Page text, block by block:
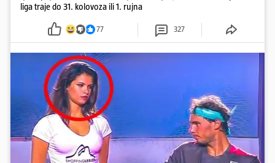
liga traje do 31. kolovoza ili 1. rujna
77 327